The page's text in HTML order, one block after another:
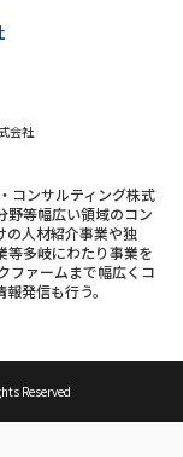
会社
コンサルティング株式
野等幅広い領域のコン
の人材紹介事業や独
等多岐にわたり事業を
ファームまで幅広くコ
発信も行う。
Reserved